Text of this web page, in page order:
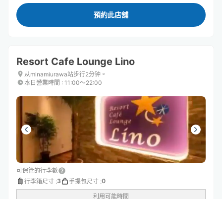
預約此店舖
Resort Cafe Lounge Lino
从minamiurawa站步行2分钟。
本日營業時間 : 11:00〜22:00
可保管的行李數
行李箱尺寸 :3 手提包尺寸 :0
利用可能時間